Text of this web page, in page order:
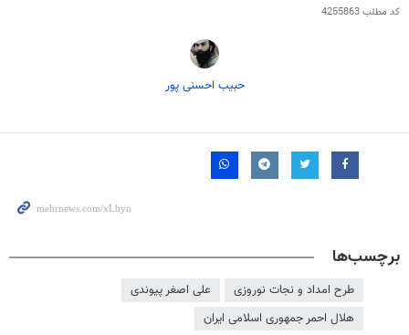
کد مطلب4255863
حبیب احسنی پور
برچسب‌ها
طرح امداد و نجات نوروزی
علی اصغر پیوندی
هلال احمر جمهوری اسلامی ایران